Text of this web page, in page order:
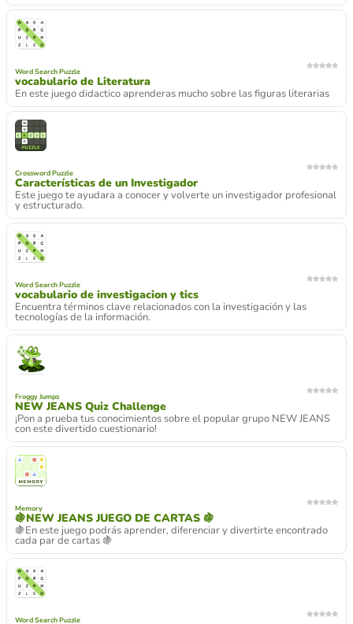
Word Search Puzzle
vocabulario de Literatura
En este juego didactico aprenderas mucho sobre las figuras literarias
Crossword Puzzle
Características de un Investigador
Este juego te ayudara a conocer y volverte un investigador profesional
y estructurado.
Word Search Puzzle
vocabulario de investigacion y tics
Encuentra términos clave relacionados con la investigación y las
tecnologías de la información.
Froggy Jumps
NEW JEANS Quiz Challenge
¡Pon a prueba tus conocimientos sobre el popular grupo NEW JEANS
con este divertido cuestionario!
Memory
🍇NEW JEANS JUEGO DE CARTAS 🍇
🍇En este juego podrás aprender, diferenciar y divertirte encontrado
cada par de cartas 🍇
Word Search Puzzle